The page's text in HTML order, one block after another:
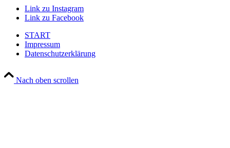
Link zu Instagram
Link zu Facebook
START
Impressum
Datenschutzerklärung
Nach oben scrollen